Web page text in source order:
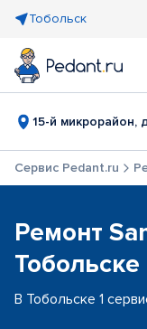
Тобольск
15-й микрорайон,
Сервис Pedant.ru
Ремонт
Тобольске
В Тобольске 1